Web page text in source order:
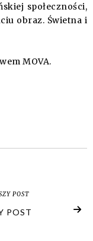
społeczności,
obraz. Świetna i
MOVA.
POST
POST